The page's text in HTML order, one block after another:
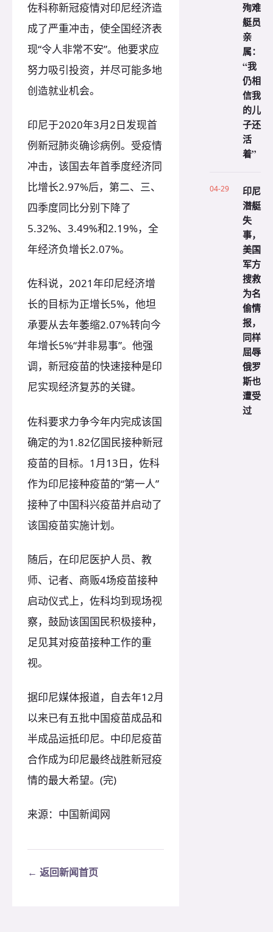
佐科称新冠疫情对印尼经济造
成了严重冲击，使全国经济表
现“令人非常不安”。他要求应
努力吸引投资，并尽可能多地
创造就业机会。
印尼于2020年3月2日发现首
例新冠肺炎确诊病例。受疫情
冲击，该国去年首季度经济同
比增长2.97%后，第二、三、
四季度同比分别下降了
5.32%、3.49%和2.19%，全
年经济负增长2.07%。
佐科说，2021年印尼经济增
长的目标为正增长5%，他坦
承要从去年萎缩2.07%转向今
年增长5%“并非易事”。他强
调，新冠疫苗的快速接种是印
尼实现经济复苏的关键。
佐科要求力争今年内完成该国
确定的为1.82亿国民接种新冠
疫苗的目标。1月13日，佐科
作为印尼接种疫苗的“第一人”
接种了中国科兴疫苗并启动了
该国疫苗实施计划。
随后，在印尼医护人员、教
师、记者、商贩4场疫苗接种
启动仪式上，佐科均到现场视
察，鼓励该国国民积极接种，
足见其对疫苗接种工作的重
视。
据印尼媒体报道，自去年12月
以来已有五批中国疫苗成品和
半成品运抵印尼。中印尼疫苗
合作成为印尼最终战胜新冠疫
情的最大希望。(完)
来源：中国新闻网
← 返回新闻首页
殉难
艇员
亲
属：
“我
仍相
信我
的儿
子还
活
着”
04-29
印尼
潜艇
失
事，
美国
军方
搜救
为名
偷情
报，
同样
屈辱
俄罗
斯也
遭受
过